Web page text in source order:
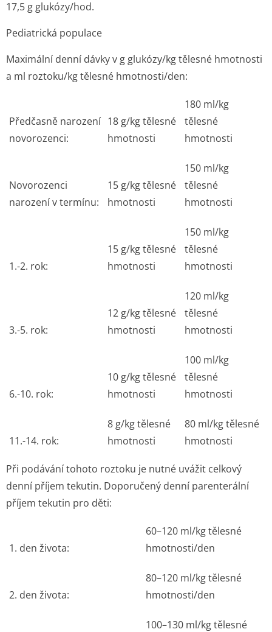
17,5 g glukózy/hod.
Pediatrická populace
Maximální denní dávky v g glukózy/kg tělesné hmotnosti
a ml roztoku/kg tělesné hmotnosti/den:
Předčasně narození
novorozenci:
18 g/kg tělesné
hmotnosti
180 ml/kg
tělesné
hmotnosti
Novorozenci
narození v termínu:
15 g/kg tělesné
hmotnosti
150 ml/kg
tělesné
hmotnosti
1.-2. rok:
15 g/kg tělesné
hmotnosti
150 ml/kg
tělesné
hmotnosti
3.-5. rok:
12 g/kg tělesné
hmotnosti
120 ml/kg
tělesné
hmotnosti
6.-10. rok:
10 g/kg tělesné
hmotnosti
100 ml/kg
tělesné
hmotnosti
11.-14. rok:
8 g/kg tělesné
hmotnosti
80 ml/kg tělesné
hmotnosti
Při podávání tohoto roztoku je nutné uvážit celkový
denní příjem tekutin. Doporučený denní parenterální
příjem tekutin pro děti:
1. den života:
60–120 ml/kg tělesné
hmotnosti/den
2. den života:
80–120 ml/kg tělesné
hmotnosti/den
100–130 ml/kg tělesné